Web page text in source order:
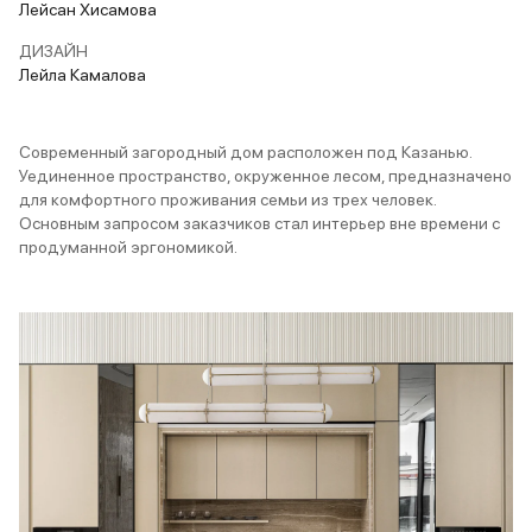
Лейсан Хисамова
ДИЗАЙН
Лейла Камалова
Современный загородный дом расположен под Казанью.
Уединенное пространство, окруженное лесом, предназначено
для комфортного проживания семьи из трех человек.
Основным запросом заказчиков стал интерьер вне времени с
продуманной эргономикой.